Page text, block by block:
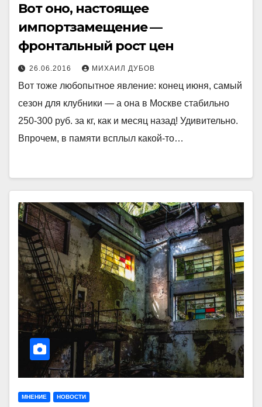
Вот оно, настоящее
импортзамещение —
фронтальный рост цен
26.06.2016 МИХАИЛ ДУБОВ
Вот тоже любопытное явление: конец июня, самый
сезон для клубники — а она в Москве стабильно
250-300 руб. за кг, как и месяц назад! Удивительно.
Впрочем, в памяти всплыл какой-то…
МНЕНИЕ НОВОСТИ